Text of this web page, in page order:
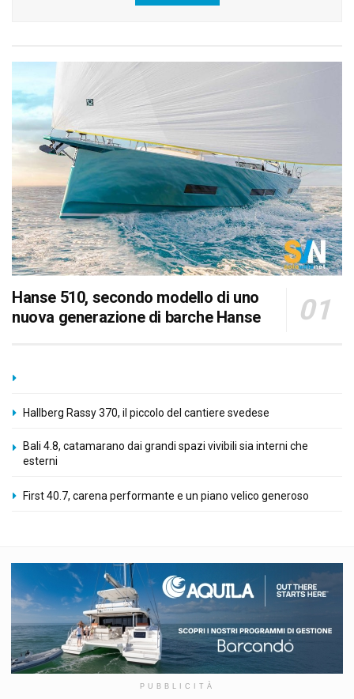
Hanse 510, secondo modello di uno
nuova generazione di barche Hanse
Hallberg Rassy 370, il piccolo del cantiere svedese
Bali 4.8, catamarano dai grandi spazi vivibili sia interni che
esterni
First 40.7, carena performante e un piano velico generoso
PUBBLICITÀ